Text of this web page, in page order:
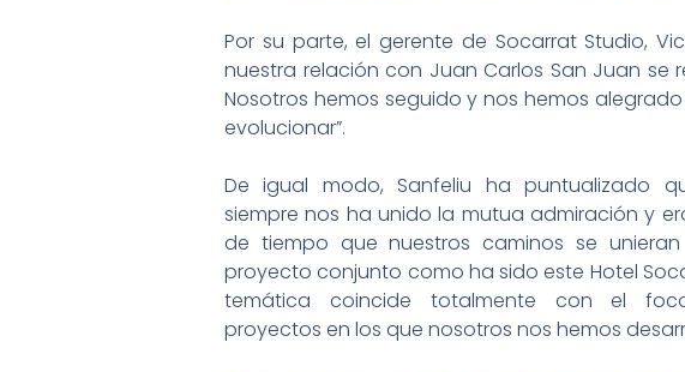
Por su parte, el gerente de Socarrat Studio,
nuestra relación con Juan Carlos San Juan
Nosotros hemos seguido y nos hemos
evolucionar”.
De igual modo, Sanfeliu ha puntualizado
siempre nos ha unido la mutua admiración y
de tiempo que nuestros caminos se
proyecto conjunto como ha sido este Hotel
temática coincide totalmente con el
proyectos en los que nosotros nos hemos